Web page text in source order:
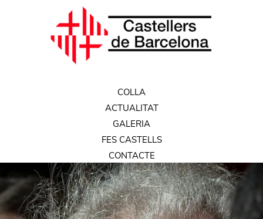
COLLA
ACTUALITAT
GALERIA
FES CASTELLS
CONTACTE